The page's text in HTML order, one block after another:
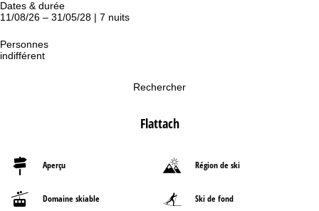
Dates & durée
11/08/26 – 31/05/28 | 7 nuits
Personnes
indifférent
Rechercher
Flattach
Aperçu Région de ski
Domaine skiable Ski de fond